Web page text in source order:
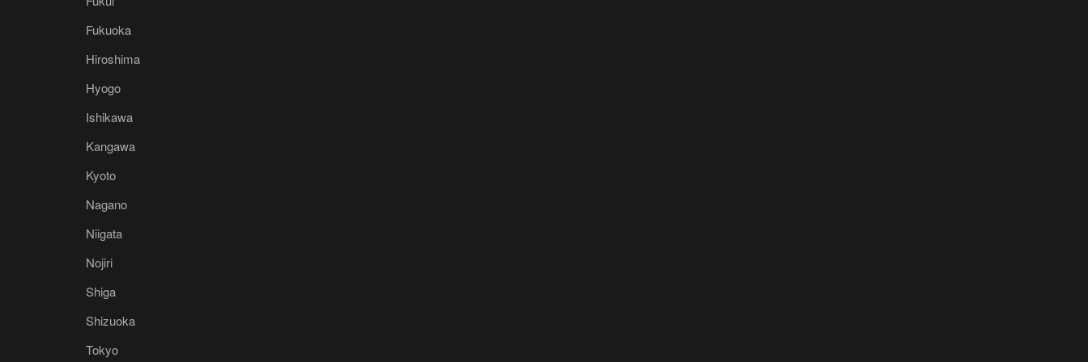
Fukuoka
Hiroshima
Hyogo
Ishikawa
Kangawa
Kyoto
Nagano
Niigata
Nojiri
Shiga
Shizuoka
Tokyo